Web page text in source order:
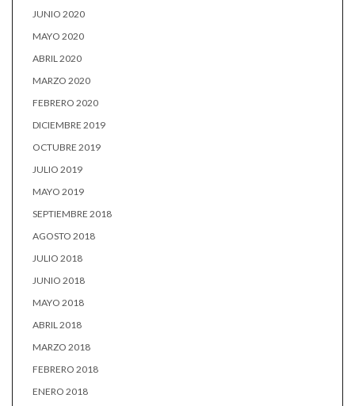
JUNIO 2020
MAYO 2020
ABRIL 2020
MARZO 2020
FEBRERO 2020
DICIEMBRE 2019
OCTUBRE 2019
JULIO 2019
MAYO 2019
SEPTIEMBRE 2018
AGOSTO 2018
JULIO 2018
JUNIO 2018
MAYO 2018
ABRIL 2018
MARZO 2018
FEBRERO 2018
ENERO 2018